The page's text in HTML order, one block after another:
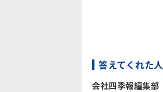
答えてくれた人
会社四季報編集部